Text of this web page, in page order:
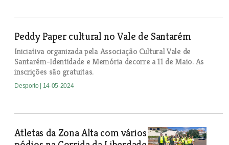
Peddy Paper cultural no Vale de Santarém
Iniciativa organizada pela Associação Cultural Vale de
Santarém-Identidade e Memória decorre a 11 de Maio. As
inscrições são gratuitas.
Desporto | 14-05-2024
Atletas da Zona Alta com vários